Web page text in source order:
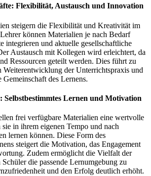
Flexibilität, Austausch und Innovation
steigern die Flexibilität und Kreativität im
können Materialien je nach Bedarf
integrieren und aktuelle gesellschaftliche
Austausch mit Kollegen wird erleichtert, da
Ressourcen geteilt werden. Dies führt zu
Weiterentwicklung der Unterrichtspraxis und
des Lernens.
Selbstbestimmtes Lernen und Motivation
frei verfügbare Materialien eine wertvolle
in ihrem eigenen Tempo und nach
lernen können. Diese Form des
steigert die Motivation, das Engagement
Zudem ermöglicht die Vielfalt der
die passende Lernumgebung zu
und den Erfolg deutlich erhöht.